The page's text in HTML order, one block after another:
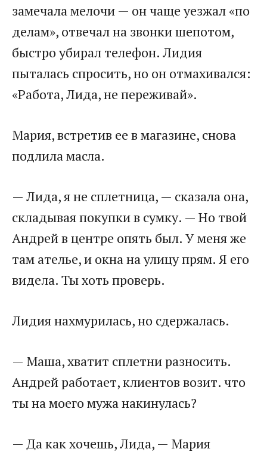
замечала мелочи — он чаще уезжал «по
делам», отвечал на звонки шепотом,
быстро убирал телефон. Лидия
пыталась спросить, но он отмахивался:
«Работа, Лида, не переживай».
Мария, встретив ее в магазине, снова
подлила масла.
— Лида, я не сплетница, — сказала она,
складывая покупки в сумку. — Но твой
Андрей в центре опять был. У меня же
там ателье, и окна на улицу прям. Я его
видела. Ты хоть проверь.
Лидия нахмурилась, но сдержалась.
— Маша, хватит сплетни разносить.
Андрей работает, клиентов возит. что
ты на моего мужа накинулась?
— Да как хочешь, Лида, — Мария